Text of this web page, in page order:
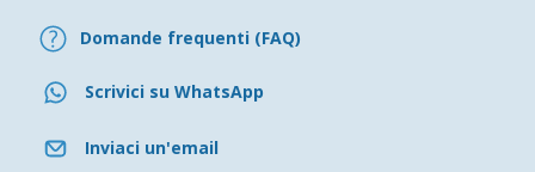
Domande frequenti (FAQ)
Scrivici su WhatsApp
Inviaci un'email